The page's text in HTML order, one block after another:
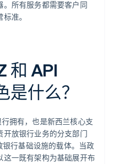
所有服务都需要客户同
准。
和 API
是什么？
拥有，也是新西兰核心支
放银行业务的分支部门
行基础设施的载体。当政
这一既有架构为基础展开布